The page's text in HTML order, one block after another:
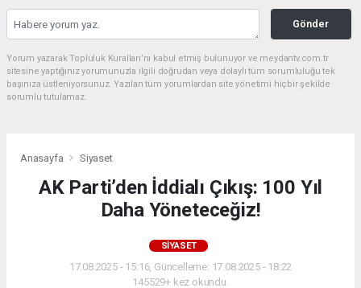
Gönder
Yorum yazarak Topluluk Kuralları’nı kabul etmiş bulunuyor ve meydantv.com.tr
sitesine yaptığınız yorumunuzla ilgili doğrudan veya dolaylı tüm sorumluluğu tek
başınıza üstleniyorsunuz. Yazılan tüm yorumlardan site yönetimi hiçbir şekilde
sorumlu tutulamaz.
Anasayfa Siyaset
AK Parti’den İddialı Çıkış: 100 Yıl
Daha Yöneteceğiz!
SIYASET
17.08.2025 - 15:16, Güncelleme: 17.08.2025 - 18:22
145529+ kez okundu.